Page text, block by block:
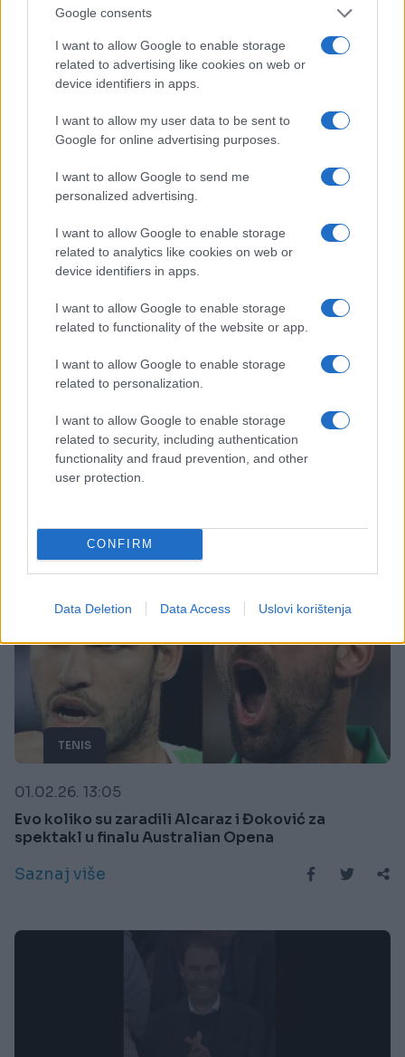
Google consents
I want to allow Google to enable storage
related to advertising like cookies on web or
device identifiers in apps.
I want to allow my user data to be sent to
Google for online advertising purposes.
I want to allow Google to send me
personalized advertising.
I want to allow Google to enable storage
related to analytics like cookies on web or
device identifiers in apps.
I want to allow Google to enable storage
related to functionality of the website or app.
I want to allow Google to enable storage
related to personalization.
I want to allow Google to enable storage
related to security, including authentication
functionality and fraud prevention, and other
user protection.
CONFIRM
Data Deletion Data Access Uslovi korištenja
je nešto poručiti Alcarazu
Saznaj više
TENIS
01.02.26. 13:08
početku želim da kažem nešto Novaku"
Saznaj više
TENIS
01.02.26. 13:05
Evo koliko su zaradili Alcaraz i Đoković za
spektakl u finalu Australian Opena
Saznaj više